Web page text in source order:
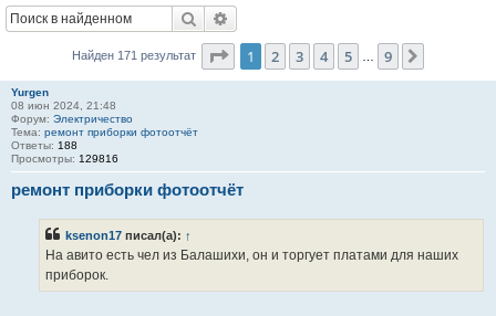
Поиск
Найден 171 результат Страница из
1 2 3 4 5 9
Yurgen
08 июн 2024, 21:48
Форум: Электричество
Тема: ремонт приборки фотоотчёт
Ответы: 188
Просмотры: 129816
ремонт приборки фотоотчёт
ksenon17 писал(а): ↑
На авито есть чел из Балашихи, он и торгует платами для наших
приборок.